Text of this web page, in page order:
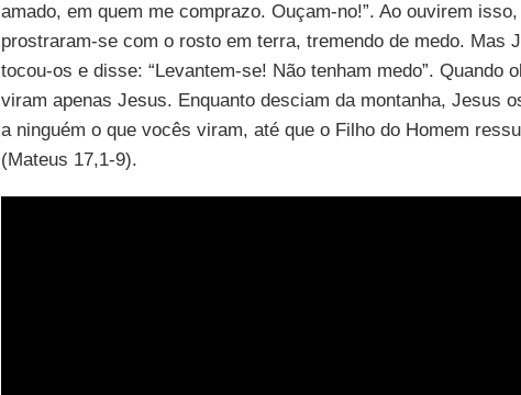
amado, em quem me comprazo. Ouçam-no!”. Ao ouvirem
prostraram-se com o rosto em terra, tremendo de medo. Mas
tocou-os e disse: “Levantem-se! Não tenham medo”. Quando
viram apenas Jesus. Enquanto desciam da montanha, Jesus
a ninguém o que vocês viram, até que o Filho do Homem
(Mateus 17,1-9).